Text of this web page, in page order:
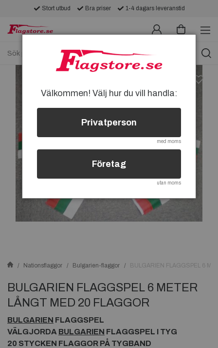
Stort utbud Bra priser 1-4 dagars leveranstid
Nationsflaggor Bulgarien-flaggor BULGARIEN FLAGGSPEL 6
BULGARIEN FLAGGSPEL 6 METER
LÅNGT MED 20 FLAGGOR
BULGARIEN FLAGGSPEL
VÄLGJORDA BULGARIEN FLAGGSPEL I TYG
20 STYCKEN FLAGGOR PÅ TYGBAND
Välkommen! Välj hur du vill handla:
Privatperson
med moms
Företag
utan moms